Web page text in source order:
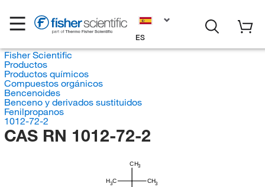
ES
Fisher Scientific
Productos
Productos químicos
Compuestos orgánicos
Bencenoides
Benceno y derivados sustituidos
Fenilpropanos
1012-72-2
CAS RN 1012-72-2
CH3
H3C CH3